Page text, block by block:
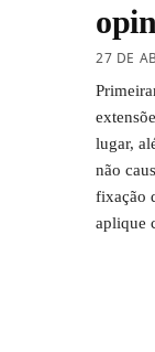
27 DE
lugar,
não
fixação
aplique